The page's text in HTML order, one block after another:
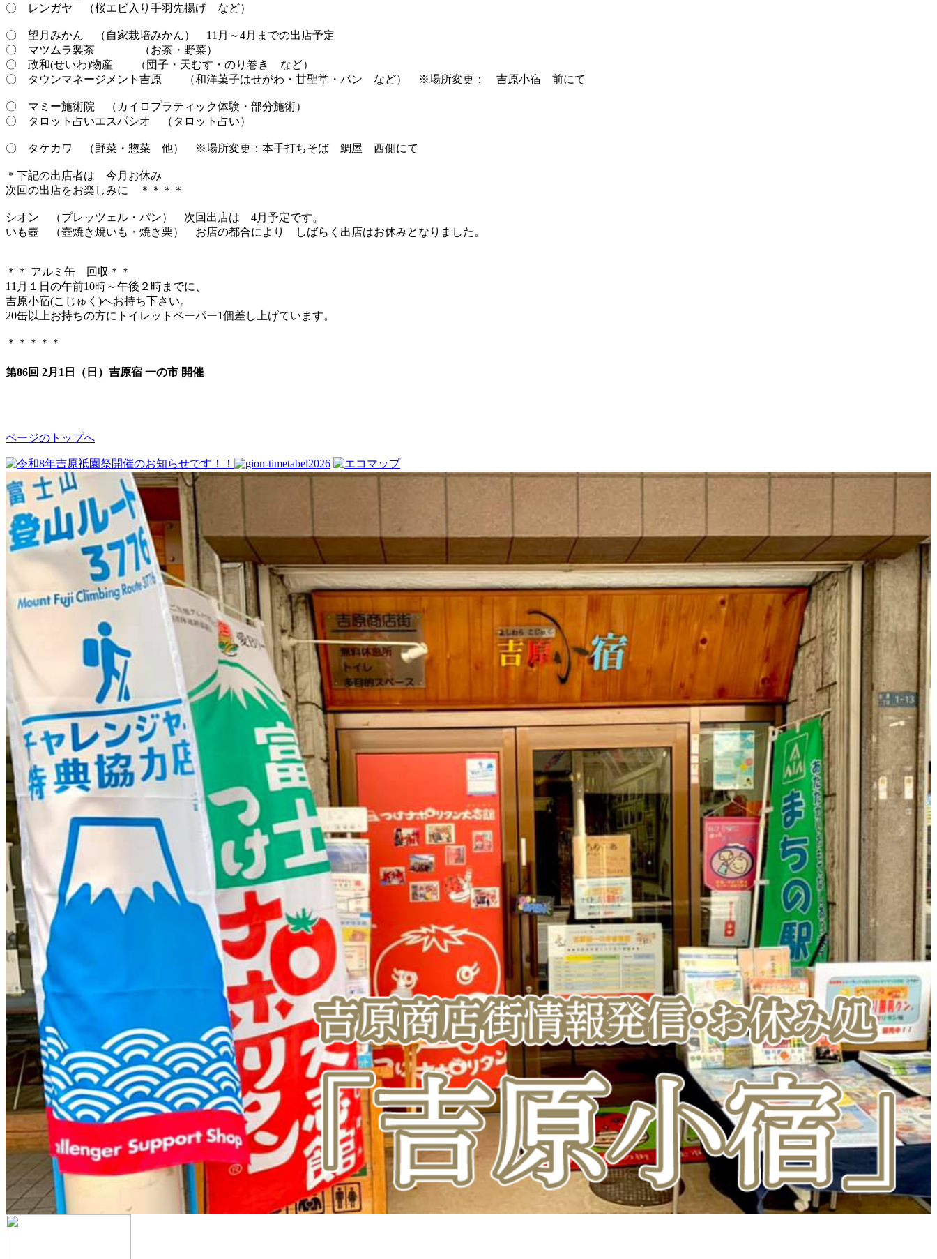
〇 レンガヤ （桜エビ入り手羽先揚げ など）
〇 望月みかん （自家栽培みかん） 11月～4月までの出店予定
〇 マツムラ製茶 （お茶・野菜）
〇 政和(せいわ)物産 （団子・天むす・のり巻き など）
〇 タウンマネージメント吉原 （和洋菓子はせがわ・甘聖堂・パン など） ※場所変更： 吉原小宿 前にて
〇 マミー施術院 （カイロプラティック体験・部分施術）
〇 タロット占いエスパシオ （タロット占い）
〇 タケカワ （野菜・惣菜 他） ※場所変更：本手打ちそば 鯛屋 西側にて
＊下記の出店者は 今月お休み
次回の出店をお楽しみに ＊＊＊＊
シオン （プレッツェル・パン） 次回出店は 4月予定です。
いも壺 （壺焼き焼いも・焼き栗） お店の都合により しばらく出店はお休みとなりました。
＊＊ アルミ缶 回収＊＊
11月１日の午前10時～午後２時までに、
吉原小宿(こじゅく)へお持ち下さい。
20缶以上お持ちの方にトイレットペーパー1個差し上げています。
＊＊＊＊＊
第86回 2月1日（日）吉原宿 一の市 開催
ページのトップへ